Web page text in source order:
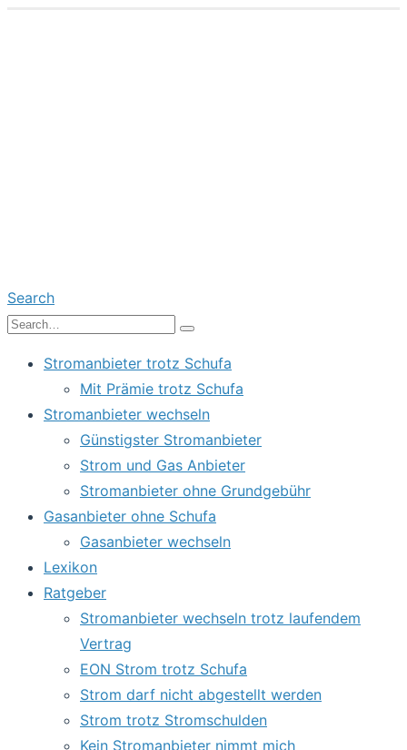
Search
Stromanbieter trotz Schufa
Mit Prämie trotz Schufa
Stromanbieter wechseln
Günstigster Stromanbieter
Strom und Gas Anbieter
Stromanbieter ohne Grundgebühr
Gasanbieter ohne Schufa
Gasanbieter wechseln
Lexikon
Ratgeber
Stromanbieter wechseln trotz laufendem
Vertrag
EON Strom trotz Schufa
Strom darf nicht abgestellt werden
Strom trotz Stromschulden
Kein Stromanbieter nimmt mich